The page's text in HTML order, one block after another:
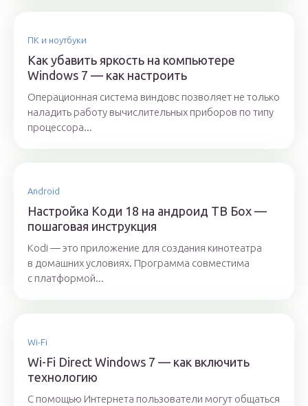
ПК и ноутбуки
Как убавить яркость на компьютере
Windows 7 — как настроить
Операционная система виндовс позволяет не только
наладить работу вычислительных приборов по типу
процессора...
Android
Настройка Коди 18 на андроид ТВ Бох —
пошаговая инструкция
Kodi — это приложение для создания кинотеатра
в домашних условиях. Программа совместима
с платформой...
Wi-Fi
Wi-Fi Direct Windows 7 — как включить
технологию
С помощью Интернета пользователи могут общаться